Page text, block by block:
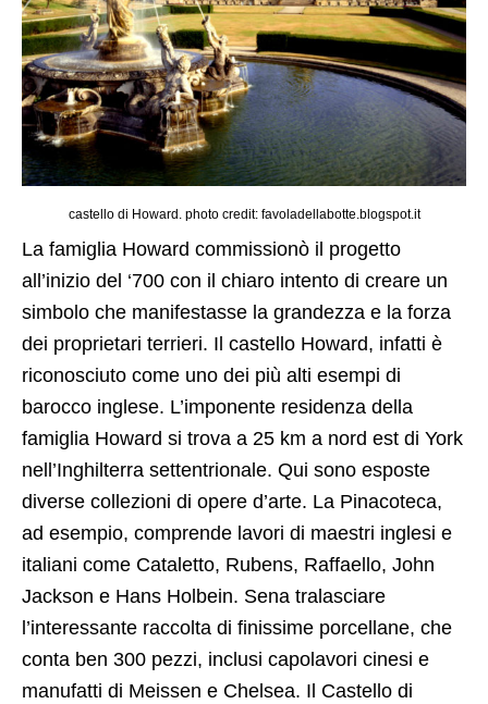
castello di Howard. photo credit: favoladellabotte.blogspot.it
La famiglia Howard commissionò il progetto
all’inizio del ‘700 con il chiaro intento di creare un
simbolo che manifestasse la grandezza e la forza
dei proprietari terrieri. Il castello Howard, infatti è
riconosciuto come uno dei più alti esempi di
barocco inglese. L’imponente residenza della
famiglia Howard si trova a 25 km a nord est di York
nell’Inghilterra settentrionale. Qui sono esposte
diverse collezioni di opere d’arte. La Pinacoteca,
ad esempio, comprende lavori di maestri inglesi e
italiani come Cataletto, Rubens, Raffaello, John
Jackson e Hans Holbein. Sena tralasciare
l’interessante raccolta di finissime porcellane, che
conta ben 300 pezzi, inclusi capolavori cinesi e
manufatti di Meissen e Chelsea. Il Castello di